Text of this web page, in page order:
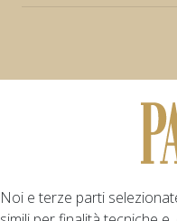
Noi e terze parti